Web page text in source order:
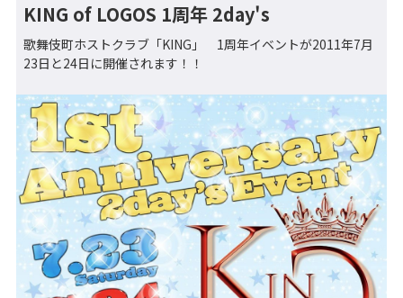
KING of LOGOS 1周年 2day's
歌舞伎町ホストクラブ「KING」 1周年イベントが2011年7月
23日と24日に開催されます！！